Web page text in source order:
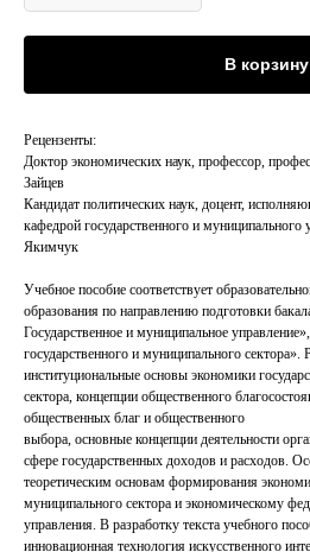
В корзину
Рецензенты:
Доктор экономических наук, профессор,
Зайцев
Кандидат политических наук, доцент,
кафедрой государственного и
Якимчук
Учебное пособие соответствует
образования по направлению подготовки
Государственное и муниципальное
государственного и муниципального сектора».
институциональные основы экономики
сектора, концепции общественного
общественных благ и общественного
выбора, основные концепции деятельности
сфере государственных доходов и расходов.
теоретическим основам формирования
муниципального сектора и экономическому
управления. В разработку текста учебного
инновационная технология искусственного